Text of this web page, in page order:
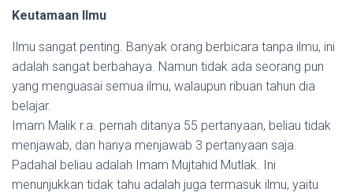
Keutamaan Ilmu
Ilmu sangat penting. Banyak orang berbicara tanpa ilmu, ini
adalah sangat berbahaya. Namun tidak ada seorang pun
yang menguasai semua ilmu, walaupun ribuan tahun dia
belajar.
Imam Malik r.a. pernah ditanya 55 pertanyaan, beliau tidak
menjawab, dan hanya menjawab 3 pertanyaan saja.
Padahal beliau adalah Imam Mujtahid Mutlak. Ini
menunjukkan tidak tahu adalah juga termasuk ilmu, yaitu